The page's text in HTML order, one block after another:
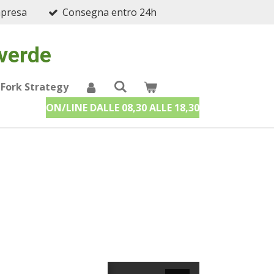
Consegna entro 24h
Strategy
ON/LINE DALLE 08,30 ALLE 18,30